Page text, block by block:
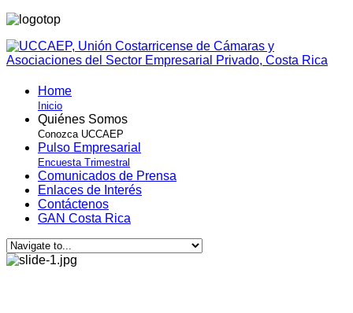
Home
Inicio
Quiénes Somos
Conozca UCCAEP
Pulso Empresarial
Encuesta Trimestral
Comunicados de Prensa
Enlaces de Interés
Contáctenos
GAN Costa Rica